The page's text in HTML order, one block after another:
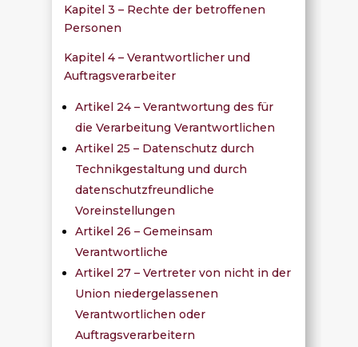
Kapitel 3 – Rechte der betroffenen
Personen
Kapitel 4 – Verantwortlicher und
Auftragsverarbeiter
Artikel 24 – Verantwortung des für
die Verarbeitung Verantwortlichen
Artikel 25 – Datenschutz durch
Technikgestaltung und durch
datenschutzfreundliche
Voreinstellungen
Artikel 26 – Gemeinsam
Verantwortliche
Artikel 27 – Vertreter von nicht in der
Union niedergelassenen
Verantwortlichen oder
Auftragsverarbeitern